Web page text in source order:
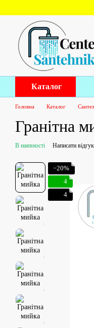
Каталог
Головна Каталог
Гранітна
В наявності Написати відгук
−20%
4
4